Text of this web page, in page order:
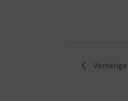
Vorherige